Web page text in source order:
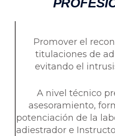
Promover el
titulaciones de
evitando el
A nivel técnico
asesoramiento,
potenciación de la
adiestrador e